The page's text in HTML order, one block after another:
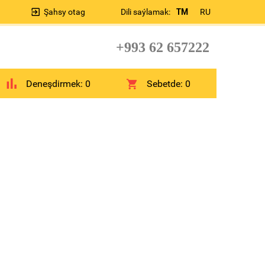
Dili saýlamak: TM RU
Şahsy otag
+993 62 657222
Deneşdirmek: 0 Sebetde:0